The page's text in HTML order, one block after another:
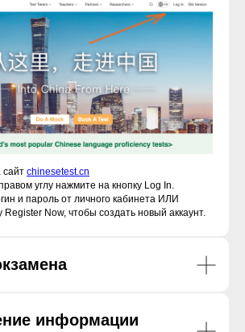
сайт chinesetest.cn
углу нажмите на кнопку Log In.
и пароль от личного кабинета ИЛИ
Register Now, чтобы создать новый аккаунт.
информации